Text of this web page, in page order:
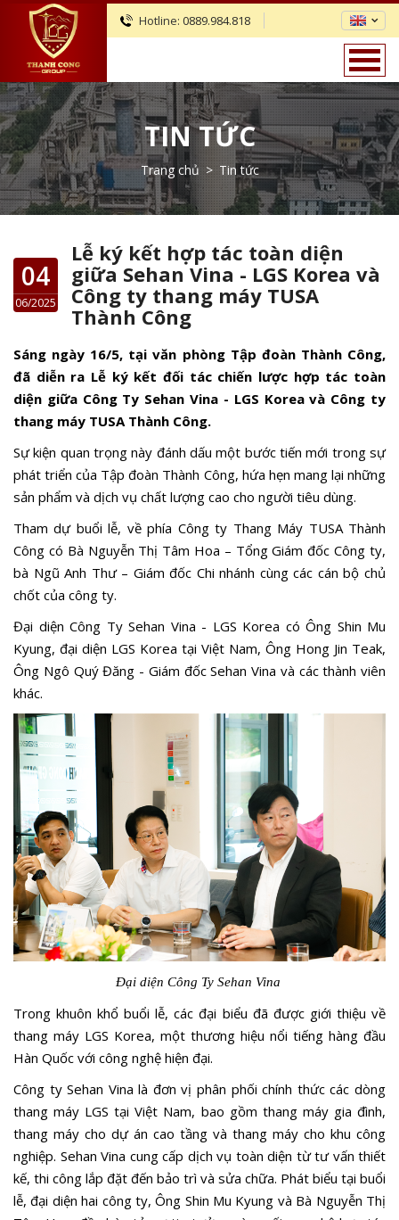
Hotline: 0889.984.818
TIN TỨC
Trang chủ > Tin tức
04
06/2025
Lễ ký kết hợp tác toàn diện
giữa Sehan Vina - LGS Korea và
Công ty thang máy TUSA
Thành Công
Sáng ngày 16/5, tại văn phòng Tập đoàn Thành Công,
đã diễn ra Lễ ký kết đối tác chiến lược hợp tác toàn
diện giữa Công Ty Sehan Vina - LGS Korea và Công ty
thang máy TUSA Thành Công.
Sự kiện quan trọng này đánh dấu một bước tiến mới trong sự
phát triển của Tập đoàn Thành Công, hứa hẹn mang lại những
sản phẩm và dịch vụ chất lượng cao cho người tiêu dùng.
Tham dự buổi lễ, về phía Công ty Thang Máy TUSA Thành
Công có Bà Nguyễn Thị Tâm Hoa – Tổng Giám đốc Công ty,
bà Ngũ Anh Thư – Giám đốc Chi nhánh cùng các cán bộ chủ
chốt của công ty.
Đại diện Công Ty Sehan Vina - LGS Korea có Ông Shin Mu
Kyung, đại diện LGS Korea tại Việt Nam, Ông Hong Jin Teak,
Ông Ngô Quý Đăng - Giám đốc Sehan Vina và các thành viên
khác.
Đại diện Công Ty Sehan Vina
Trong khuôn khổ buổi lễ, các đại biểu đã được giới thiệu về
thang máy LGS Korea, một thương hiệu nổi tiếng hàng đầu
Hàn Quốc với công nghệ hiện đại.
Công ty Sehan Vina là đơn vị phân phối chính thức các dòng
thang máy LGS tại Việt Nam, bao gồm thang máy gia đình,
thang máy cho dự án cao tầng và thang máy cho khu công
nghiệp. Sehan Vina cung cấp dịch vụ toàn diện từ tư vấn thiết
kế, thi công lắp đặt đến bảo trì và sửa chữa. Phát biểu tại buổi
lễ, đại diện hai công ty, Ông Shin Mu Kyung và Bà Nguyễn Thị